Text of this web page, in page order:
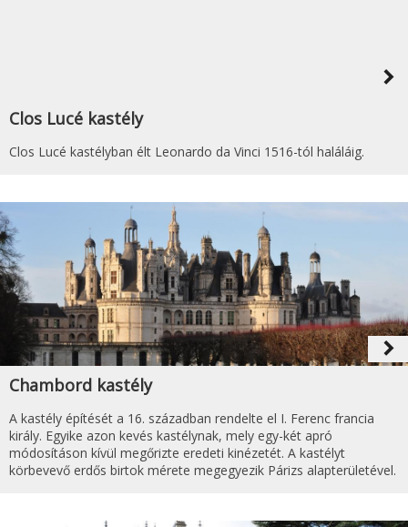
navigate_next
Clos Lucé kastély
Clos Lucé kastélyban élt Leonardo da Vinci 1516-tól haláláig.
navigate_next
Chambord kastély
A kastély építését a 16. században rendelte el I. Ferenc francia
király. Egyike azon kevés kastélynak, mely egy-két apró
módosításon kívül megőrizte eredeti kinézetét. A kastélyt
körbevevő erdős birtok mérete megegyezik Párizs alapterületével.